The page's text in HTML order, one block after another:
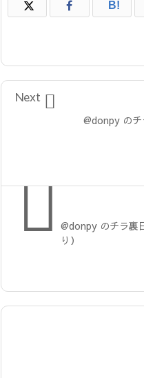
B!
@donpy のチ

Next
@donpy のチラ裏
り）